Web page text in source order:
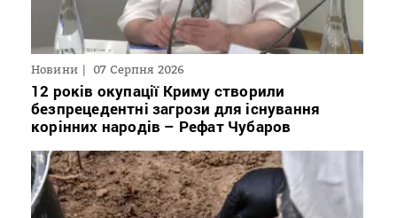
Новини 07 Серпня 2026
12 років окупації Криму створили
безпрецедентні загрози для існування
корінних народів – Рефат Чубаров